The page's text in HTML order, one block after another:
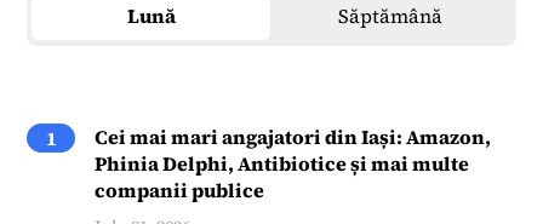
Lună Săptămână
1
Cei mai mari angajatori din Iași: Amazon,
Phinia Delphi, Antibiotice și mai multe
companii publice